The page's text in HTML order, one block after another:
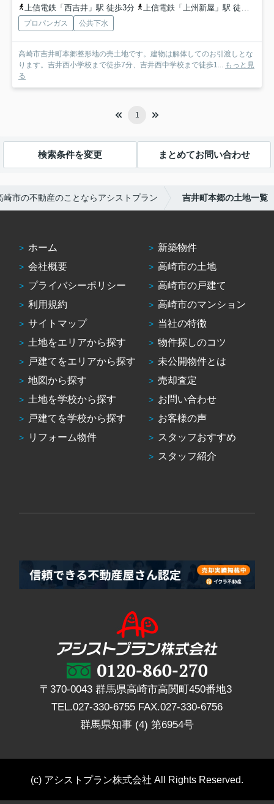
上信電鉄「西吉井」駅 徒歩3分
上信電鉄「上州新屋」駅 徒歩23分
プロパンガス 公共下水
高崎市吉井町本郷整形地の売土地です。建物は解体してのお引渡しとな
ります。吉井西小学校まで徒歩7分、吉井西中学校まで徒歩1... もっと見
る
1
検索条件を変更 まとめてお問い合わせ
崎市の不動産のことならアシストプラン 吉井町本郷の土地一覧
ホーム
会社概要
プライバシーポリシー
利用規約
サイトマップ
土地をエリアから探す
戸建てをエリアから探す
地図から探す
土地を学校から探す
戸建てを学校から探す
リフォーム物件
新築物件
高崎市の土地
高崎市の戸建て
高崎市のマンション
当社の特徴
物件探しのコツ
未公開物件とは
売却査定
お問い合わせ
お客様の声
スタッフおすすめ
スタッフ紹介
〒370-0043 群馬県高崎市高関町450番地3
TEL.027-330-6755 FAX.027-330-6756
群馬県知事 (4) 第6954号
(c) アシストプラン株式会社 All Rights Reserved.